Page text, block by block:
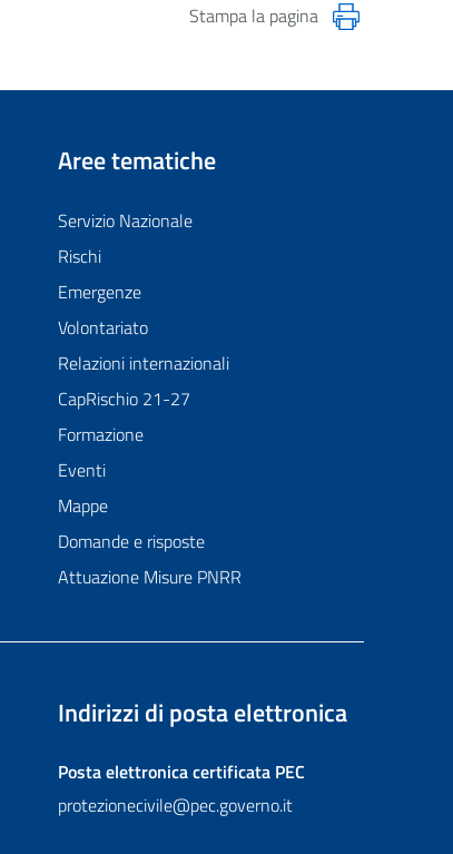
Stampa la pagina
Aree tematiche
Servizio Nazionale
Rischi
Emergenze
Volontariato
Relazioni internazionali
CapRischio 21-27
Formazione
Eventi
Mappe
Domande e risposte
Attuazione Misure PNRR
Indirizzi di posta elettronica
Posta elettronica certificataPEC
protezionecivile@pec.governo.it